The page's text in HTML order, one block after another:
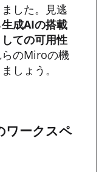
した。見逃
生成AIの搭載
ての可用性
のMiroの機
しょう。
ワークスペ